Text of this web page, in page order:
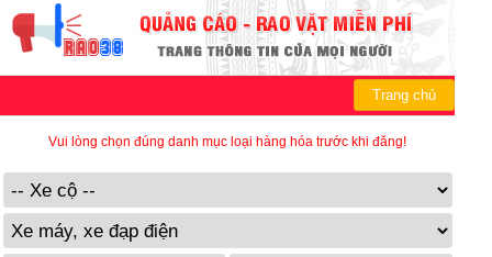
Trang chủ
Vui lòng chọn đúng danh mục loại hàng hóa trước khi đăng!